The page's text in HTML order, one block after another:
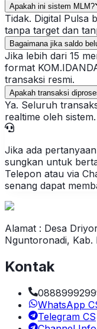
Apakah ini sistem MLM?
Tidak. Digital Pulsa
tanpa target dan
Bagaimana jika saldo
Jika lebih dari 15
format
transaksi resmi.
Apakah transaksi
Ya. Seluruh
realtime oleh sistem.
Jika ada
sungkan untuk
Telepon atau via
senang dapat
Alamat : Desa
Nguntoronadi,
Kontak
WhatsApp
Telegram CS